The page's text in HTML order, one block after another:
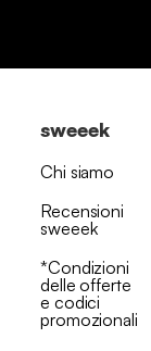
sweeek
Chi siamo
Recensioni
sweeek
*Condizioni
delle offerte
e codici
promozionali